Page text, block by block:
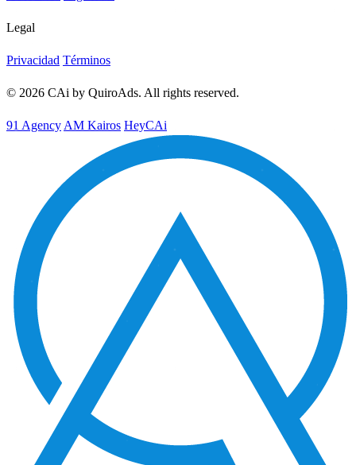
Legal
Privacidad Términos
© 2026 CAi by QuiroAds. All rights reserved.
91 AgencyAM Kairos HeyCAi